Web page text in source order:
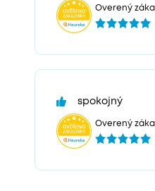
Overený
spokojný
Overený